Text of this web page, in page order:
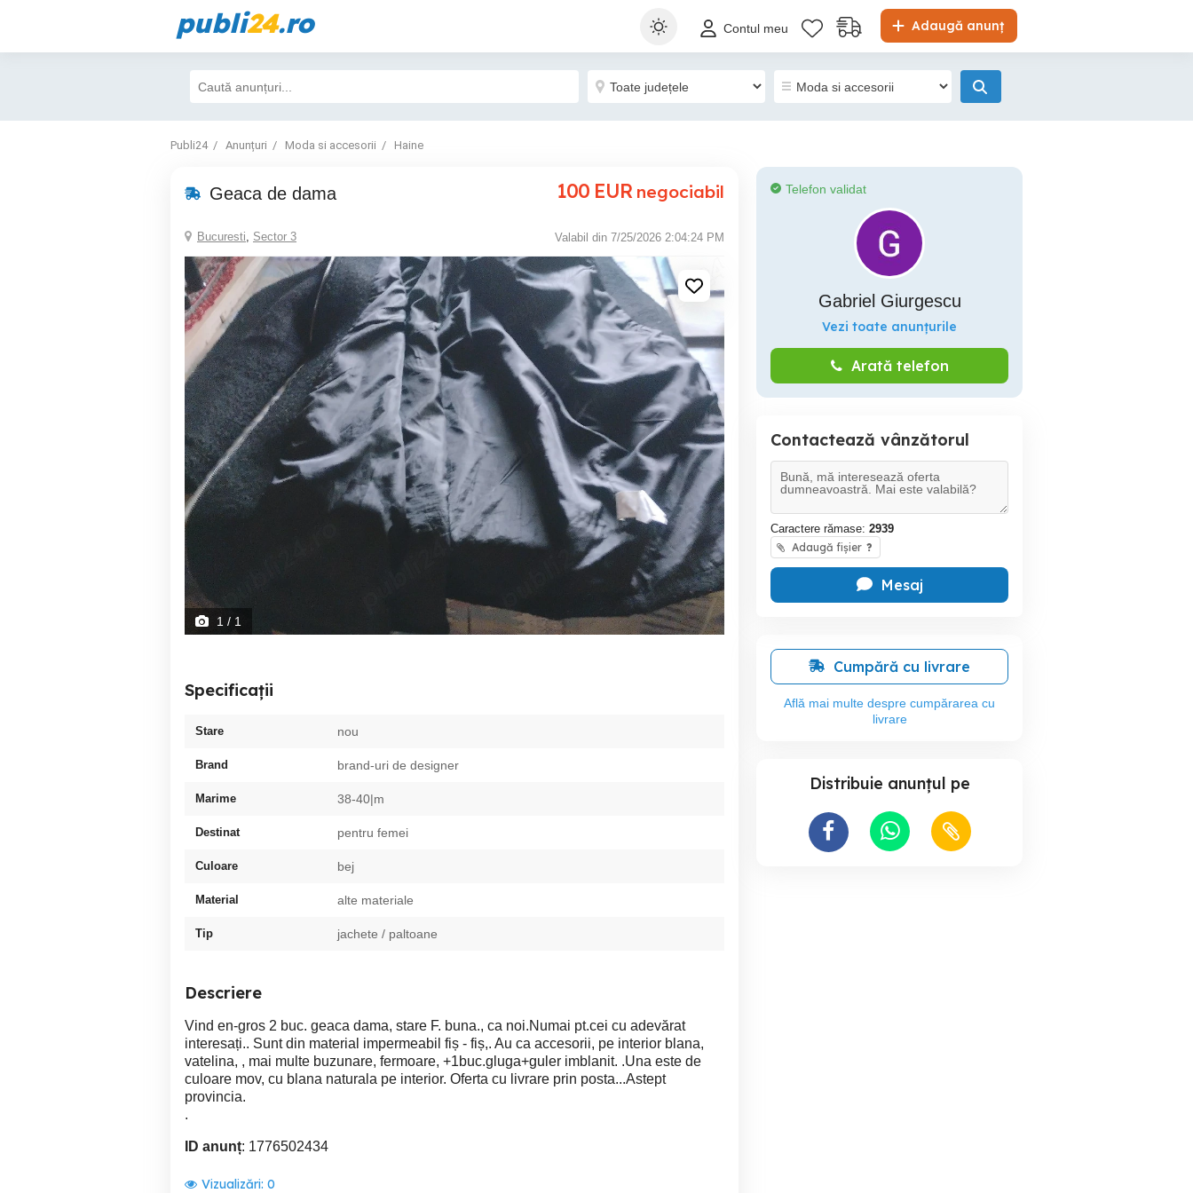
publi24.ro Adaugă anunț
Contul meu
Publi24 Anunțuri Moda si accesorii Haine
Geaca de dama 100 EUR negociabil
Bucuresti, Sector 3 Valabil din 7/25/2026 2:04:24 PM
1 / 1
Specificații
Stare nou
Brand brand-uri de designer
Marime 38-40|m
Destinat pentru femei
Culoare bej
Material alte materiale
Tip jachete / paltoane
Descriere
Vind en-gros 2 buc. geaca dama, stare F. buna., ca noi.Numai pt.cei cu adevărat
interesați.. Sunt din material impermeabil fiș - fiș,. Au ca accesorii, pe interior blana,
vatelina, , mai multe buzunare, fermoare, +1buc.gluga+guler imblanit. .Una este de
culoare mov, cu blana naturala pe interior. Oferta cu livrare prin posta...Astept
provincia.
.
ID anunț: 1776502434
Vizualizări: 0
Telefon validat
Gabriel Giurgescu
Vezi toate anunțurile
Arată telefon
Contactează vânzătorul
Caractere rămase: 2939
Adaugă fișier ?
Mesaj
Cumpără cu livrare
Află mai multe despre cumpărarea cu
livrare
Distribuie anunțul pe